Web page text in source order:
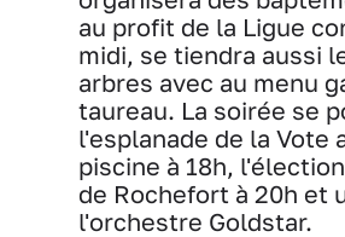
au profit de la Ligue
midi, se tiendra aussi
arbres avec au menu
taureau. La soirée se
l'esplanade de la Vote
piscine à 18h,
de Rochefort à 20h et
l'orchestre Goldstar.